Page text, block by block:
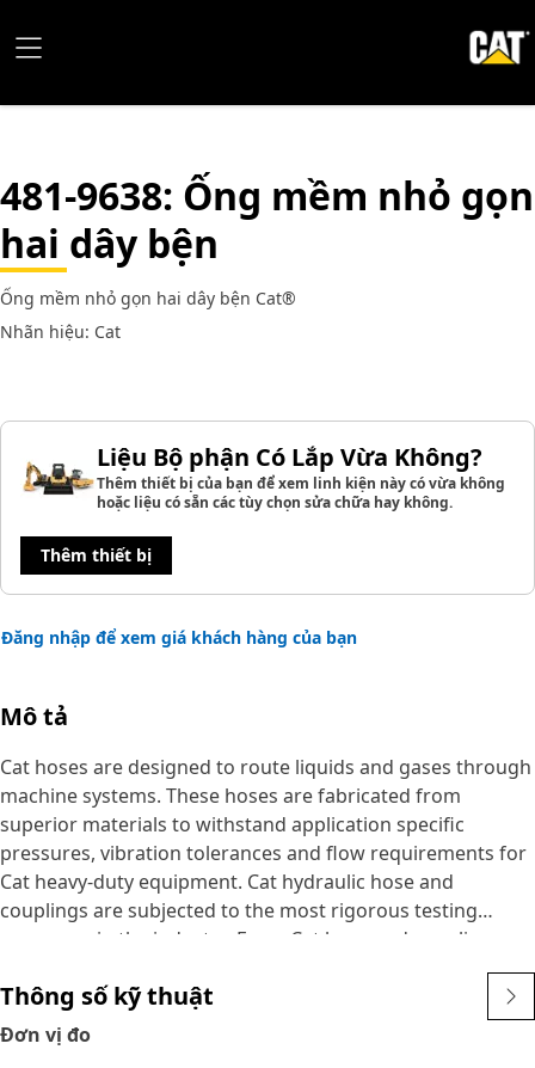
481-9638: Ống mềm nhỏ gọn
hai dây bện
Ống mềm nhỏ gọn hai dây bện Cat®
Nhãn hiệu: Cat
Liệu Bộ phận Có Lắp Vừa Không?
Thêm thiết bị của bạn để xem linh kiện này có vừa không
hoặc liệu có sẵn các tùy chọn sửa chữa hay không.
Thêm thiết bị
Đăng nhập để xem giá khách hàng của bạn
Mô tả
Cat hoses are designed to route liquids and gases through
machine systems. These hoses are fabricated from
superior materials to withstand application specific
pressures, vibration tolerances and flow requirements for
Cat heavy-duty equipment. Cat hydraulic hose and
couplings are subjected to the most rigorous testing
processes in the industry. Every Cat hose and coupling
combination is tested as a system to ensure a perfect fit
that yields maximum safety and dependability.
Cat compact hoses also work at half the SAE bend radius,
allowing tighter routing in a wide variety of applications.
Thông số kỹ thuật
Đơn vị đo